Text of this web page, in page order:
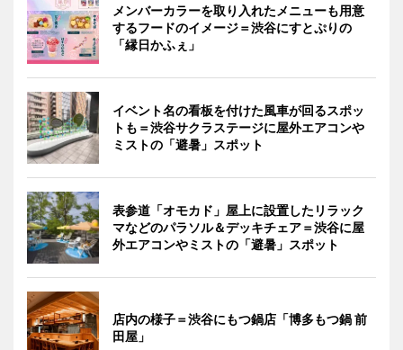
メンバーカラーを取り入れたメニューも用意
するフードのイメージ＝渋谷にすとぷりの
「縁日かふぇ」
イベント名の看板を付けた風車が回るスポッ
トも＝渋谷サクラステージに屋外エアコンや
ミストの「避暑」スポット
表参道「オモカド」屋上に設置したリラック
マなどのパラソル＆デッキチェア＝渋谷に屋
外エアコンやミストの「避暑」スポット
店内の様子＝渋谷にもつ鍋店「博多もつ鍋 前
田屋」